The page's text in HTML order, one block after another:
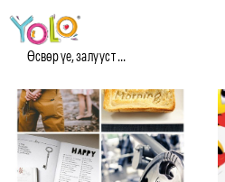
Өсвөр үе, залууст ...
#TEENAGERS МЭДЭЭ